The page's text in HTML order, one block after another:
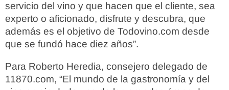
servicio del vino y que hacen que el cliente, sea
experto o aficionado, disfrute y descubra, que
además es el objetivo de Todovino.com desde
que se fundó hace diez años”.
Para Roberto Heredia, consejero delegado de
11870.com, “El mundo de la gastronomía y del